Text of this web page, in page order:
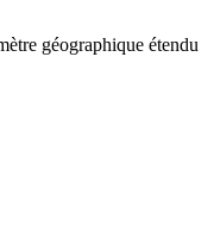
géographique étendu